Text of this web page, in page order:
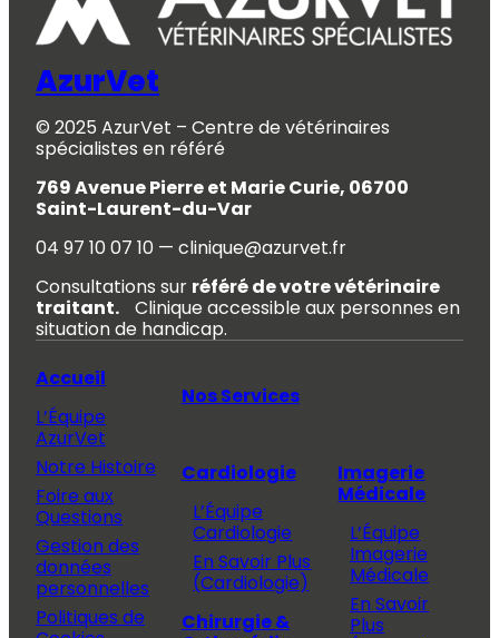
AzurVet
© 2025 AzurVet – Centre de vétérinaires
spécialistes en référé
769 Avenue Pierre et Marie Curie, 06700
Saint-Laurent-du-Var
04 97 10 07 10 — clinique@azurvet.fr
Consultations sur référé de votre vétérinaire
traitant. Clinique accessible aux personnes en
situation de handicap.
Accueil
L’Équipe
AzurVet
Notre Histoire
Foire aux
Questions
Gestion des
données
personnelles
Politiques de
Nos Services
Cardiologie
L’Équipe
Cardiologie
En Savoir Plus
(Cardiologie)
Chirurgie &
Imagerie
Médicale
L’Équipe
Imagerie
Médicale
En Savoir
Plus